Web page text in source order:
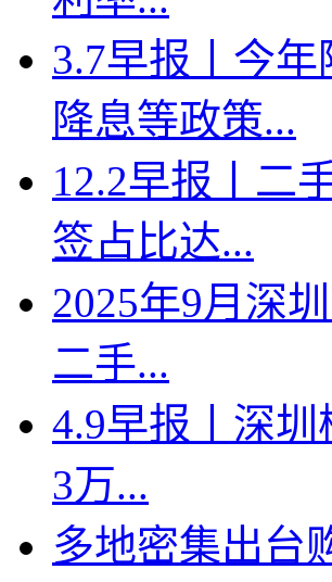
3.7早报丨今
降息等政策...
12.2早报丨二
签占比达...
2025年9月深
二手...
4.9早报丨深
3万...
多地密集出台